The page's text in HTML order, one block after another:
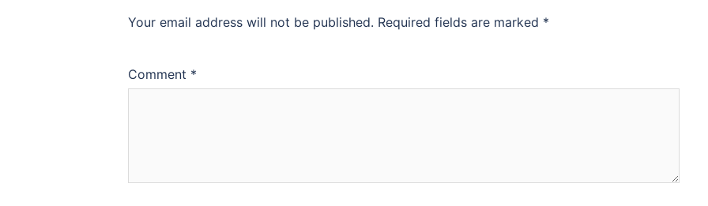
Your email address will not be published. Required fields are marked *
Comment *